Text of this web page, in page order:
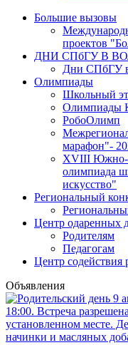
Большие вызовы
проектов
ДНИ СПбГУ В
Дни СПбГУ в
Олимпиады
Школьный
Олимпиады
РобоОлимп
марафон"-
XVIII Южно-
олимпиада
искусство"
Региональный
Центр одаренных
Родителям
Педагогам
Центр содействия
Объявления